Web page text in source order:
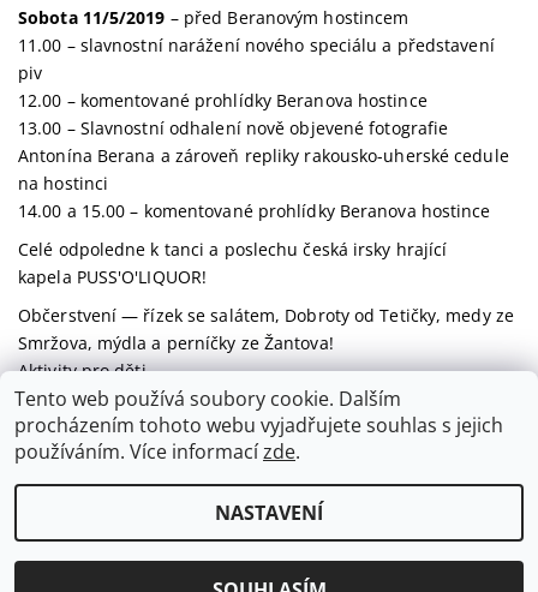
Sobota 11/5/2019 – před Beranovým hostincem
11.00 – slavnostní narážení nového speciálu a představení
piv
12.00 – komentované prohlídky Beranova hostince
13.00 – Slavnostní odhalení nově objevené fotografie
Antonína Berana a zároveň repliky rakousko-uherské cedule
na hostinci
14.00 a 15.00 – komentované prohlídky Beranova hostince
Celé odpoledne k tanci a poslechu česká irsky hrající
kapela PUSS'O'LIQUOR!
Občerstvení — řízek se salátem, Dobroty od Tetičky, medy ze
Smržova, mýdla a perníčky ze Žantova!
Aktivity pro děti.
PŘEDCHOZÍ ČLÁNEK DALŠÍ ČLÁNEK
2026 © Beranův pivovar, všechna práva vyhrazena
Vytvořil Shoptet
Tento web používá soubory cookie. Dalším
procházením tohoto webu vyjadřujete souhlas s jejich
používáním. Více informacízde.
NASTAVENÍ